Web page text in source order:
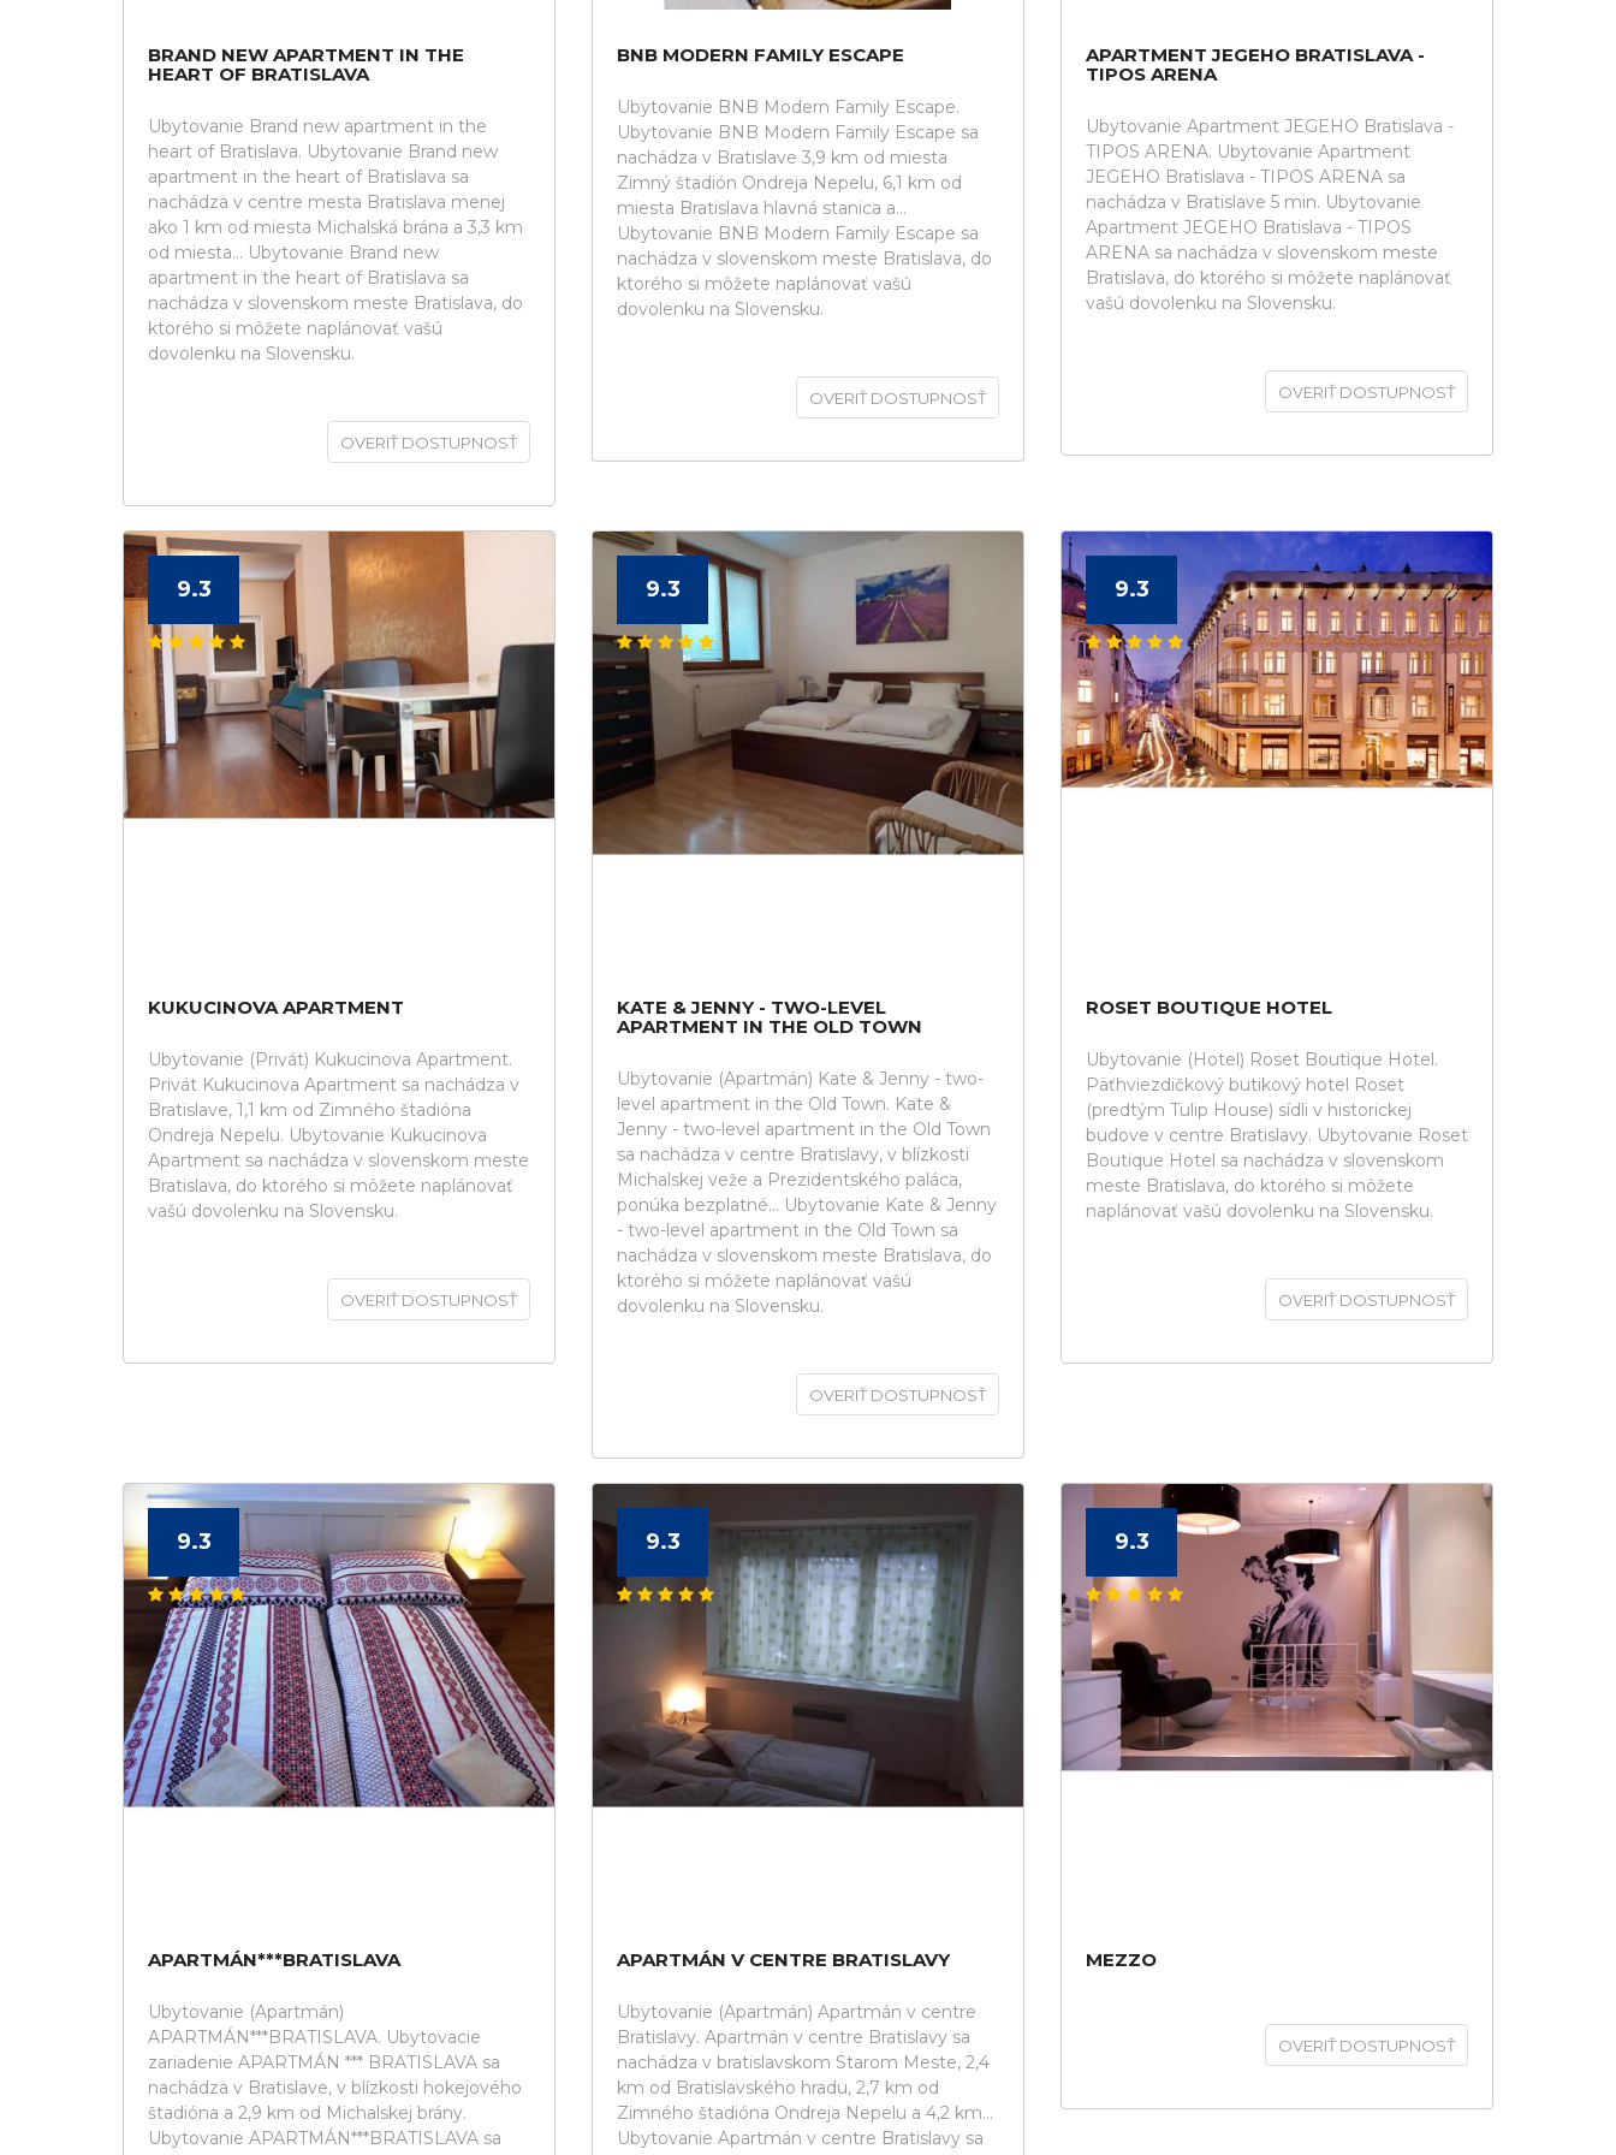
BRAND NEW APARTMENT IN THE
HEART OF BRATISLAVA
Ubytovanie Brand new apartment in the
heart of Bratislava. Ubytovanie Brand new
apartment in the heart of Bratislava sa
nachádza v centre mesta Bratislava menej
ako 1 km od miesta Michalská brána a 3,3 km
od miesta... Ubytovanie Brand new
apartment in the heart of Bratislava sa
nachádza v slovenskom meste Bratislava, do
ktorého si môžete naplánovať vašú
dovolenku na Slovensku.
OVERIŤ DOSTUPNOSŤ
BNB MODERN FAMILY ESCAPE
Ubytovanie BNB Modern Family Escape.
Ubytovanie BNB Modern Family Escape sa
nachádza v Bratislave 3,9 km od miesta
Zimný štadión Ondreja Nepelu, 6,1 km od
miesta Bratislava hlavná stanica a...
Ubytovanie BNB Modern Family Escape sa
nachádza v slovenskom meste Bratislava, do
ktorého si môžete naplánovať vašú
dovolenku na Slovensku.
OVERIŤ DOSTUPNOSŤ
APARTMENT JEGEHO BRATISLAVA -
TIPOS ARENA
Ubytovanie Apartment JEGEHO Bratislava -
TIPOS ARENA. Ubytovanie Apartment
JEGEHO Bratislava - TIPOS ARENA sa
nachádza v Bratislave 5 min. Ubytovanie
Apartment JEGEHO Bratislava - TIPOS
ARENA sa nachádza v slovenskom meste
Bratislava, do ktorého si môžete naplánovať
vašú dovolenku na Slovensku.
OVERIŤ DOSTUPNOSŤ
9.3
KUKUCINOVA APARTMENT
Ubytovanie (Privát) Kukucinova Apartment.
Privát Kukucinova Apartment sa nachádza v
Bratislave, 1,1 km od Zimného štadióna
Ondreja Nepelu. Ubytovanie Kukucinova
Apartment sa nachádza v slovenskom meste
Bratislava, do ktorého si môžete naplánovať
vašú dovolenku na Slovensku.
OVERIŤ DOSTUPNOSŤ
9.3
KATE & JENNY - TWO-LEVEL
APARTMENT IN THE OLD TOWN
Ubytovanie (Apartmán) Kate & Jenny - two-
level apartment in the Old Town. Kate &
Jenny - two-level apartment in the Old Town
sa nachádza v centre Bratislavy, v blízkosti
Michalskej veže a Prezidentského paláca,
ponúka bezplatné... Ubytovanie Kate & Jenny
- two-level apartment in the Old Town sa
nachádza v slovenskom meste Bratislava, do
ktorého si môžete naplánovať vašú
dovolenku na Slovensku.
OVERIŤ DOSTUPNOSŤ
9.3
ROSET BOUTIQUE HOTEL
Ubytovanie (Hotel) Roset Boutique Hotel.
Päťhviezdičkový butikový hotel Roset
(predtým Tulip House) sídli v historickej
budove v centre Bratislavy. Ubytovanie Roset
Boutique Hotel sa nachádza v slovenskom
meste Bratislava, do ktorého si môžete
naplánovať vašú dovolenku na Slovensku.
OVERIŤ DOSTUPNOSŤ
9.3
APARTMÁN***BRATISLAVA
Ubytovanie (Apartmán)
APARTMÁN***BRATISLAVA. Ubytovacie
zariadenie APARTMÁN *** BRATISLAVA sa
nachádza v Bratislave, v blízkosti hokejového
štadióna a 2,9 km od Michalskej brány.
Ubytovanie APARTMÁN***BRATISLAVA sa
9.3
APARTMÁN V CENTRE BRATISLAVY
Ubytovanie (Apartmán) Apartmán v centre
Bratislavy. Apartmán v centre Bratislavy sa
nachádza v bratislavskom Starom Meste, 2,4
km od Bratislavského hradu, 2,7 km od
Zimného štadióna Ondreja Nepelu a 4,2 km...
Ubytovanie Apartmán v centre Bratislavy sa
9.3
MEZZO
OVERIŤ DOSTUPNOSŤ